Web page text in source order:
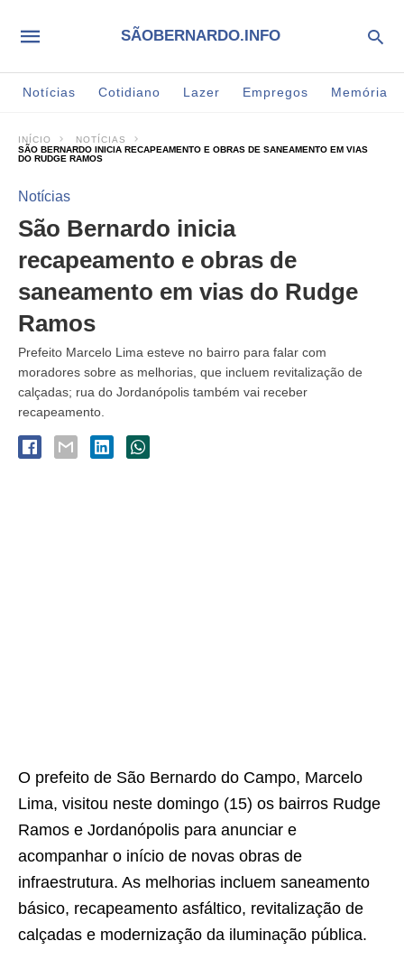
SÃOBERNARDO.INFO
Notícias Cotidiano Lazer Empregos Memória
INÍCIO
NOTÍCIAS
SÃO BERNARDO INICIA RECAPEAMENTO E OBRAS DE SANEAMENTO EM VIAS
DO RUDGE RAMOS
Notícias
São Bernardo inicia
recapeamento e obras de
saneamento em vias do Rudge
Ramos
Prefeito Marcelo Lima esteve no bairro para falar com
moradores sobre as melhorias, que incluem revitalização de
calçadas; rua do Jordanópolis também vai receber
recapeamento.
O prefeito de São Bernardo do Campo, Marcelo
Lima, visitou neste domingo (15) os bairros Rudge
Ramos e Jordanópolis para anunciar e
acompanhar o início de novas obras de
infraestrutura. As melhorias incluem saneamento
básico, recapeamento asfáltico, revitalização de
calçadas e modernização da iluminação pública.